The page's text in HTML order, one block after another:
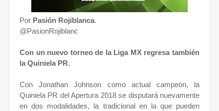
Por Pasión Rojiblanca.
@PasionRojiblanc
Con un nuevo torneo de la Liga MX regresa también
la Quiniela PR.
Con Jonathan Johnson como actual campeón, la
Quiniela PR del Apertura 2018 se disputará nuevamente
en dos modalidades, la tradicional en la que pueden